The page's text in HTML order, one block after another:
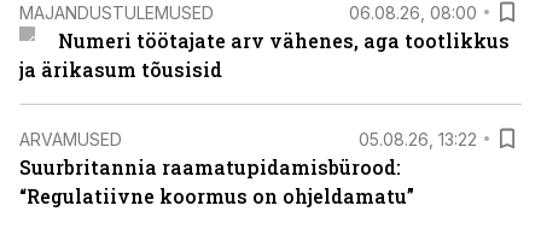
MAJANDUSTULEMUSED 06.08.26, 08:00
Numeri töötajate arv vähenes, aga tootlikkus
ja ärikasum tõusisid
ARVAMUSED 05.08.26, 13:22
Suurbritannia raamatupidamisbürood:
“Regulatiivne koormus on ohjeldamatu”